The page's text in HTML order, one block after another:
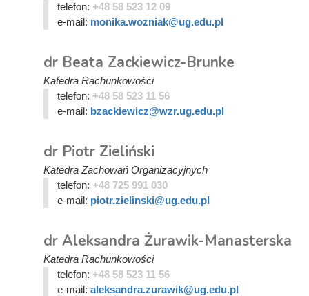
telefon: +48 58 523 12 09
e-mail: monika.wozniak@ug.edu.pl
dr Beata Zackiewicz-Brunke
Katedra Rachunkowości
telefon: +48 58 523 11 56
e-mail: bzackiewicz@wzr.ug.edu.pl
dr Piotr Zieliński
Katedra Zachowań Organizacyjnych
telefon: +48 725 991 030
e-mail: piotr.zielinski@ug.edu.pl
dr Aleksandra Żurawik-Manasterska
Katedra Rachunkowości
telefon: +48 58 523 11 56
e-mail: aleksandra.zurawik@ug.edu.pl